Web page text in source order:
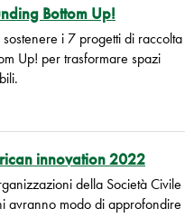
Bottom Up!
i 7 progetti di raccolta
Up! per trasformare spazi
innovation 2022
della Società Civile
avranno modo di approfondire